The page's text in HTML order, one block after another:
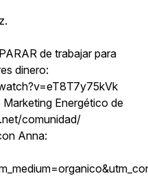
de trabajar para
dinero:
Marketing Energético de
comunidad/
Anna: